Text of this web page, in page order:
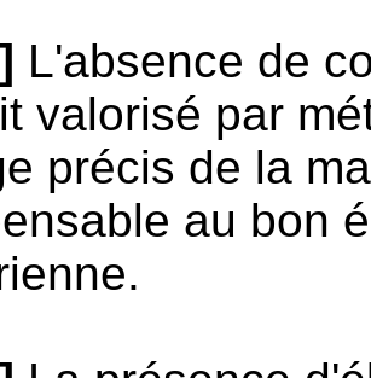
L'absence de
valorisé par
précis de la
au bon